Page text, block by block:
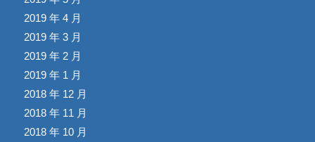
2019 年 4 月
2019 年 3 月
2019 年 2 月
2019 年 1 月
2018 年 12 月
2018 年 11 月
2018 年 10 月